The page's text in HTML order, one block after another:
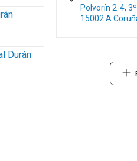
Durán
Polvorín 2-4,
15002A